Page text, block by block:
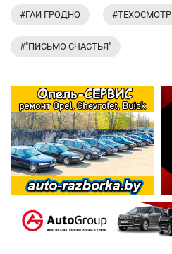
#ГАИ ГРОДНО #ТЕХОСМОТР
#"ПИСЬМО СЧАСТЬЯ"